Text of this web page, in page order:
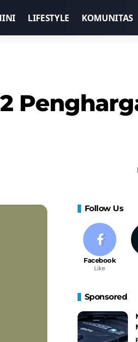
LIFESTYLE KOMUNITAS
Follow Us
Facebook
Like
Sponsored